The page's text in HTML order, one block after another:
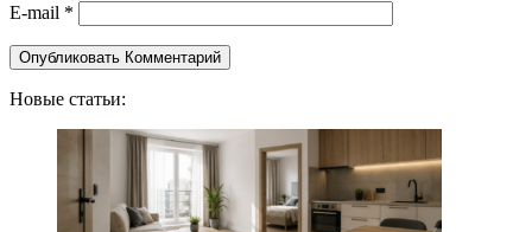
E-mail *
Новые статьи: